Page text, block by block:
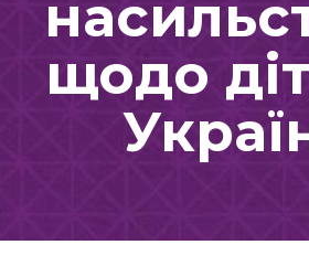
щодо